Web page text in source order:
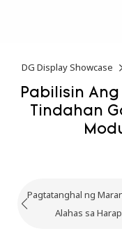
DG Display Showcase
Pabilisin
Tindahan
Pagtatanghal ng
Alahas sa Harap